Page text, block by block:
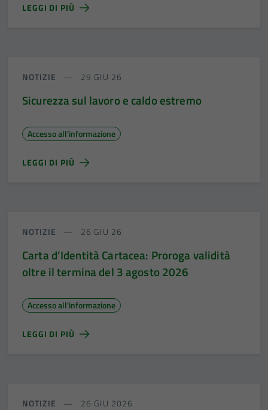
LEGGI DI PIÙ
NOTIZIE 29 GIU 26
Sicurezza sul lavoro e caldo estremo
Accesso all'informazione
LEGGI DI PIÙ
NOTIZIE 26 GIU 26
Carta d’Identità Cartacea: Proroga validità
oltre il termina del 3 agosto 2026
Accesso all'informazione
LEGGI DI PIÙ
NOTIZIE 26 GIU 2026